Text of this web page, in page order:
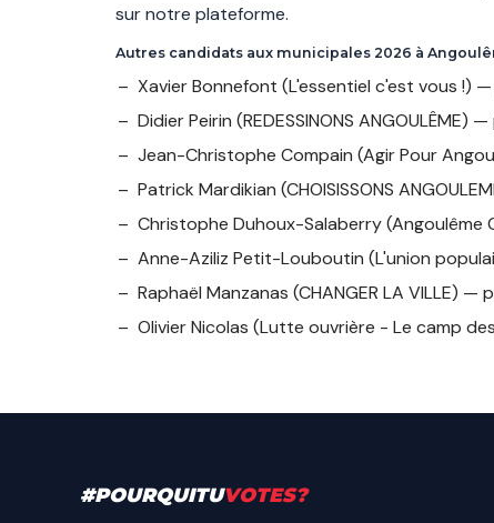
sur notre plateforme.
Autres candidats aux municipales 2026 à
Xavier Bonnefont (L'essentiel c'est vous !)
Didier Peirin (REDESSINONS
Jean-Christophe Compain (Agir Pour
Patrick Mardikian (CHOISISSONS
Christophe Duhoux-Salaberry(Angoulême
Anne-Aziliz Petit-Louboutin (L'union
Raphaël Manzanas (CHANGER LA VILLE)
Olivier Nicolas (Lutte ouvrière - Le camp
#POURQUITUVOTES?